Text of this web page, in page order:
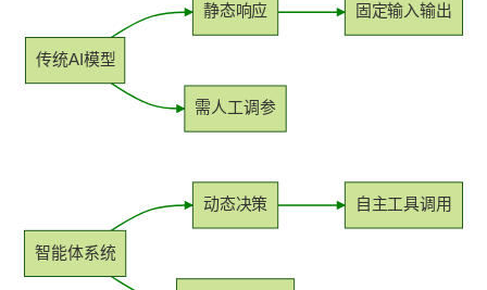
证
实
的
持
建
传统AI模型
静态响应 固定输入输出
需人工调参
智能体系统
动态决策 自主工具调用